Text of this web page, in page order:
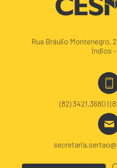
Rua Bráulio Montenegro,
Índios -
(82) 3421.3680 |